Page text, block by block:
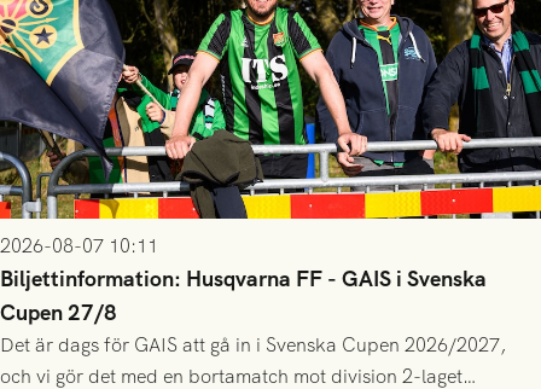
2026-08-07 10:11
Biljettinformation: Husqvarna FF - GAIS i Svenska
Cupen 27/8
Det är dags för GAIS att gå in i Svenska Cupen 2026/2027,
och vi gör det med en bortamatch mot division 2-laget